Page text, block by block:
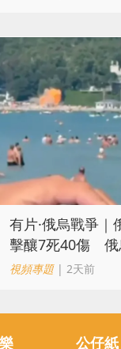
有片·俄烏戰爭｜
擊釀7死40傷 俄
視頻專題| 2天前
公仔紙